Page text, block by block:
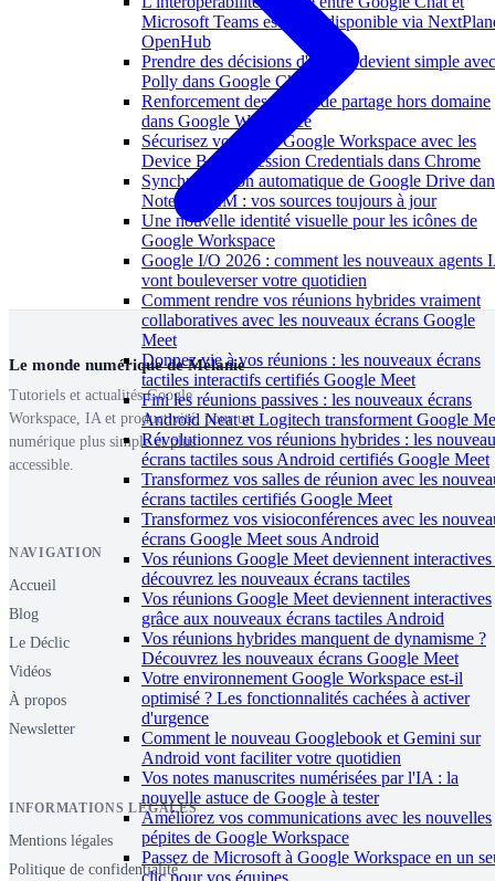
Microsoft Teams est enfin disponible via
OpenHub
Prendre des décisions d'équipe devient simple avec
Polly dans Google Chat
Renforcement des alertes de partage hors domaine
dans Google Workspace
Sécurisez vos accès Google Workspace avec les
Device Bound Session Credentials dans Chrome
Synchronisation automatique de Google Drive
NotebookLM : vos sources toujours à jour
Une nouvelle identité visuelle pour les icônes de
Google Workspace
Google I/O 2026 : comment les nouveaux agents
vont bouleverser votre quotidien
Comment rendre vos réunions hybrides vraiment
collaboratives avec les nouveaux écrans Google
Meet
Donnez vie à vos réunions : les nouveaux écrans
tactiles interactifs certifiés Google Meet
Fini les réunions passives : les nouveaux écrans
Android Neat et Logitech transforment Google
Révolutionnez vos réunions hybrides : les
écrans tactiles sous Android certifiés Google Meet
Transformez vos salles de réunion avec les
écrans tactiles certifiés Google Meet
Transformez vos visioconférences avec les
écrans Google Meet sous Android
Vos réunions Google Meet deviennent interactives
découvrez les nouveaux écrans tactiles
Vos réunions Google Meet deviennent interactives
grâce aux nouveaux écrans tactiles Android
Vos réunions hybrides manquent de dynamisme ?
Découvrez les nouveaux écrans Google Meet
Votre environnement Google Workspace est-il
optimisé ? Les fonctionnalités cachées à activer
d'urgence
Comment le nouveau Googlebook et Gemini sur
Android vont faciliter votre quotidien
Vos notes manuscrites numérisées par l'IA : la
nouvelle astuce de Google à tester
Améliorez vos communications avec les nouvelles
pépites de Google Workspace
Passez de Microsoft à Google Workspace en un
clic pour vos équipes
Le monde numérique de Mélanie
Tutoriels et actualités Google
Workspace, IA et productivité, pour un
numérique plus simple et plus
accessible.
NAVIGATION
Accueil
Blog
Le Déclic
Vidéos
À propos
Newsletter
INFORMATIONS LÉGALES
Mentions légales
Politique de confidentialité